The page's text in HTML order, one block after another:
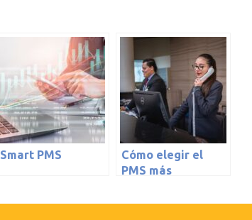
Smart PMS
Cómo elegir el
PMS más
hotel